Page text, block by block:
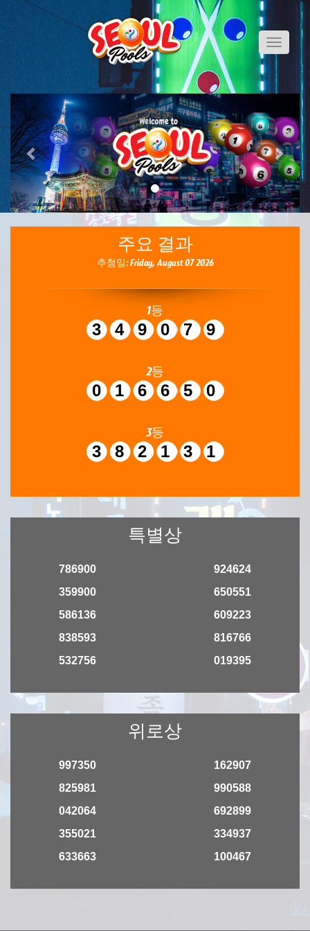
Toggle
Previous Next
주요 결과
추첨일: Friday, August 07 2026
1등
349079
2등
016650
3등
382131
특별상
786900
359900
586136
838593
532756
924624
650551
609223
816766
019395
위로상
997350
825981
042064
355021
633663
162907
990588
692899
334937
100467